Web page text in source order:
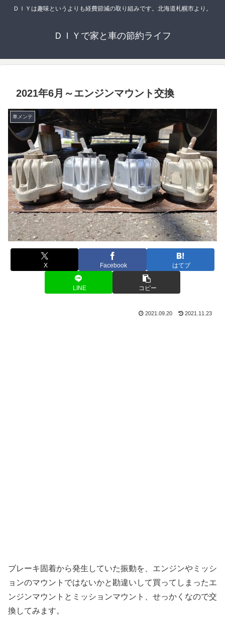
ＤＩＹは趣味というよりも経費節減の取り組みです。北海道札幌市より。
ＤＩＹで家と車の節約ライフ
2021年6月～エンジンマウント交換
車メンテ
X Facebook はてブ
LINE コピー
2021.09.20 2021.11.23
ブレーキ固着から発生していた振動を、エンジンやミッシ
ョンのマウントではないかと勘違いして買ってしまったエ
ンジンマウントとミッションマウント、せっかくなので交
換してみます。